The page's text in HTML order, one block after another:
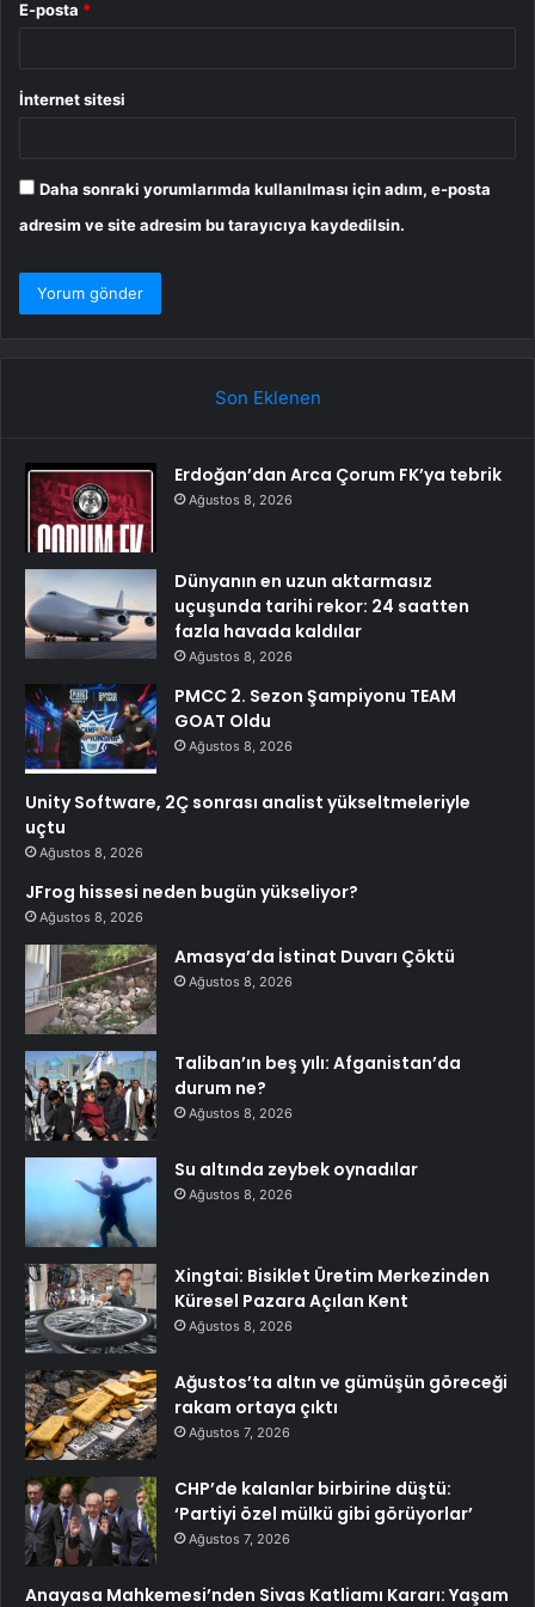
E-posta *
İnternet sitesi
Daha sonraki yorumlarımda kullanılması için adım, e-posta
adresim ve site adresim bu tarayıcıya kaydedilsin.
Son Eklenen
Erdoğan’dan Arca Çorum FK’ya tebrik
Ağustos 8, 2026
Dünyanın en uzun aktarmasız
uçuşunda tarihi rekor: 24 saatten
fazla havada kaldılar
Ağustos 8, 2026
PMCC 2. Sezon Şampiyonu TEAM
GOAT Oldu
Ağustos 8, 2026
Unity Software, 2Ç sonrası analist yükseltmeleriyle
uçtu
Ağustos 8, 2026
JFrog hissesi neden bugün yükseliyor?
Ağustos 8, 2026
Amasya’da İstinat Duvarı Çöktü
Ağustos 8, 2026
Taliban’ın beş yılı: Afganistan’da
durum ne?
Ağustos 8, 2026
Su altında zeybek oynadılar
Ağustos 8, 2026
Xingtai: Bisiklet Üretim Merkezinden
Küresel Pazara Açılan Kent
Ağustos 8, 2026
Ağustos’ta altın ve gümüşün göreceği
rakam ortaya çıktı
Ağustos 7, 2026
CHP’de kalanlar birbirine düştü:
‘Partiyi özel mülkü gibi görüyorlar’
Ağustos 7, 2026
Anayasa Mahkemesi’nden Sivas Katliamı Kararı: Yaşam